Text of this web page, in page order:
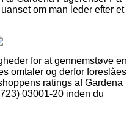
om man leder efter et
for at gennemstøve en
omtaler og derfor foreslåes
ratings af Gardena
03001-20 inden du